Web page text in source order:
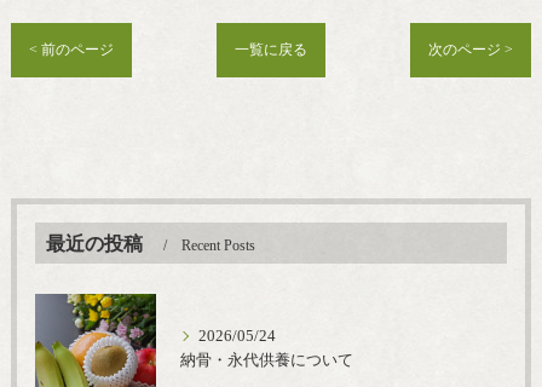
< 前のページ 一覧に戻る 次のページ >
最近の投稿 Recent Posts
2026/05/24
納骨・永代供養について